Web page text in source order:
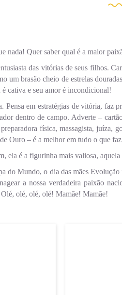
nada! Quer saber qual é a maior
das vitórias de seus filhos.
um brasão cheio de estrelas
é cativa e seu amor é incondicional!
Pensa em estratégias de vitória, faz
dentro de campo. Adverte –
física, massagista, juíza,
Ouro – é a melhor em tudo o que
ela é a figurinha mais valiosa,
do Mundo, o dia das mães
a nossa verdadeira paixão
olé, olé, olé! Mamãe! Mamãe!